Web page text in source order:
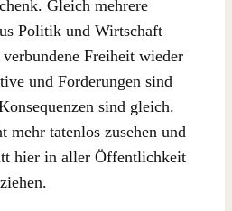
Gleich mehrere
Politik und Wirtschaft
Freiheit wieder
und Forderungen sind
sind gleich.
mehr tatenlos zusehen und
hier in aller Öffentlichkeit